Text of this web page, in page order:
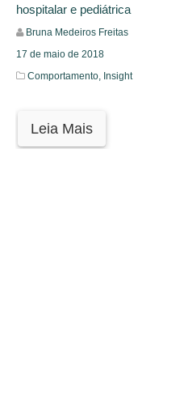
hospitalar e pediátrica
Bruna Medeiros Freitas
17 de maio de 2018
Comportamento, Insight
Leia Mais